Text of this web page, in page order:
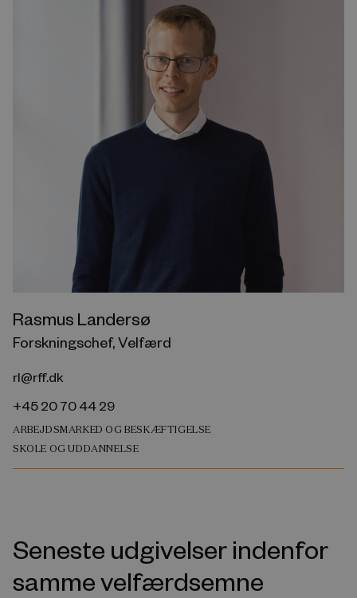
Rasmus Landersø
Forskningschef, Velfærd
rl@rff.dk
+45 20 70 44 29
ARBEJDSMARKED OG BESKÆFTIGELSE
SKOLE OG UDDANNELSE
Seneste udgivelser indenfor
samme velfærdsemne